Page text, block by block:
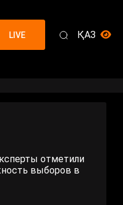
LIVE ҚАЗ
отметили
выборов в